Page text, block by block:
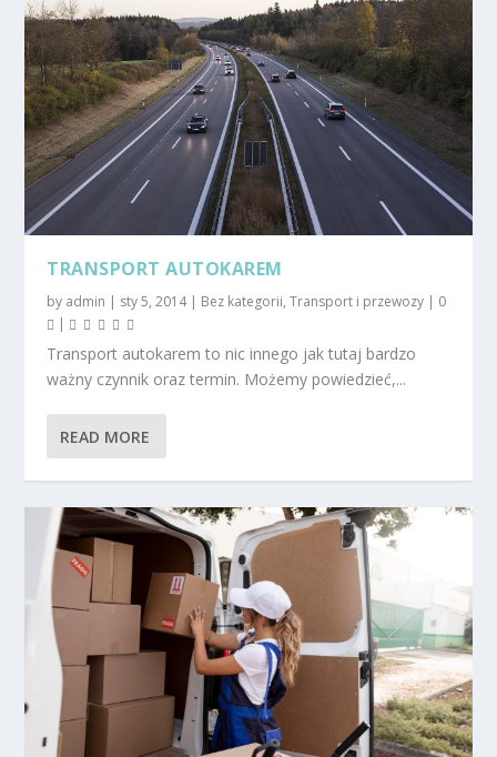
TRANSPORT AUTOKAREM
by admin | sty 5, 2014| Bez kategorii,Transport i przewozy | 0
|
Transport autokarem to nic innego jak tutaj bardzo
ważny czynnik oraz termin. Możemy powiedzieć,...
READ MORE